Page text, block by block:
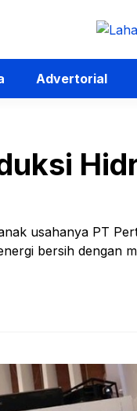
Advertorial
usahanya PT
bersih dengan